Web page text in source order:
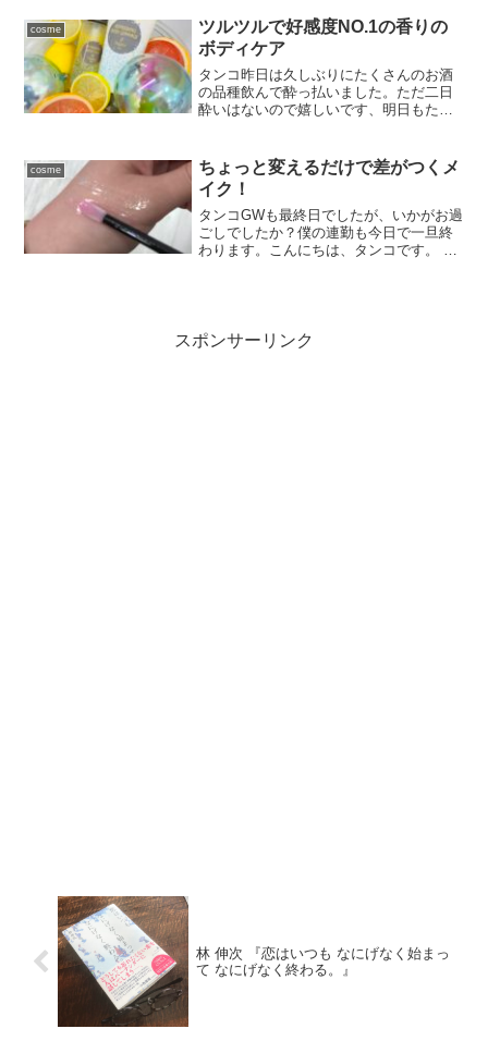
くるので、化粧くずれもしやすくなりま
す。メイクのポイ...
cosme
ツルツルで好感度NO.1の香りの
ボディケア
タンコ昨日は久しぶりにたくさんのお酒
の品種飲んで酔っ払いました。ただ二日
酔いはないので嬉しいです、明日もたく
です。ここ数日本当に日差しも強いし、
気温も真夏のようです。U...
cosme
ちょっと変えるだけで差がつくメ
イク！
タンコGWも最終日でしたが、いかがお過
ごしでしたか？僕の連勤も今日で一旦終
わります。こんにちは、タンコです。 ベ
スポンサーリンク
林 伸次 『恋はいつも なにげなく始まっ
て なにげなく終わる。』